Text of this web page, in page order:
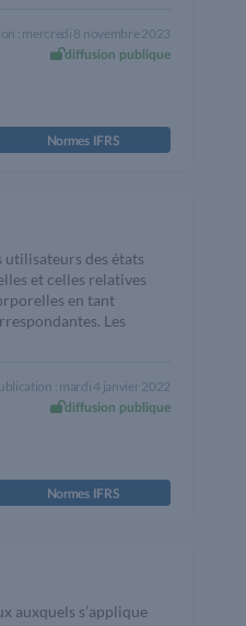
: mercredi 8 novembre 2023
diffusion publique
Normes IFRS
des états
et celles relatives
en tant
Les
: mardi 4 janvier 2022
diffusion publique
Normes IFRS
auxquels s’applique